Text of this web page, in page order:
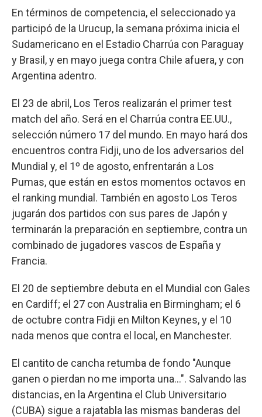
En términos de competencia, el seleccionado ya
participó de la Urucup, la semana próxima inicia el
Sudamericano en el Estadio Charrúa con Paraguay
y Brasil, y en mayo juega contra Chile afuera, y con
Argentina adentro.
El 23 de abril, Los Teros realizarán el primer test
match del año. Será en el Charrúa contra EE.UU.,
selección número 17 del mundo. En mayo hará dos
encuentros contra Fidji, uno de los adversarios del
Mundial y, el 1º de agosto, enfrentarán a Los
Pumas, que están en estos momentos octavos en
el ranking mundial. También en agosto Los Teros
jugarán dos partidos con sus pares de Japón y
terminarán la preparación en septiembre, contra un
combinado de jugadores vascos de España y
Francia.
El 20 de septiembre debuta en el Mundial con Gales
en Cardiff; el 27 con Australia en Birmingham; el 6
de octubre contra Fidji en Milton Keynes, y el 10
nada menos que contra el local, en Manchester.
El cantito de cancha retumba de fondo "Aunque
ganen o pierdan no me importa una…". Salvando las
distancias, en la Argentina el Club Universitario
(CUBA) sigue a rajatabla las mismas banderas del